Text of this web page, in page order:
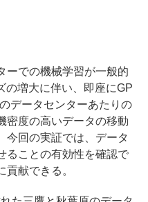
での機械学習が一般的
の増大に伴い、即座にGP
データセンターあたりの
密度の高いデータの移動
今回の実証では、データ
ることの有効性を確認で
献できる。